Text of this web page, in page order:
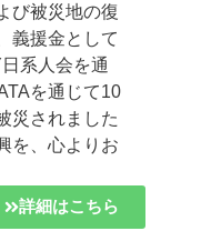
び被災地の復
義援金として
系人会を通
を通じて10
災されました
を、心よりお
詳細はこちら